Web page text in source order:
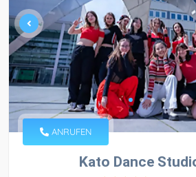
ANRUFEN
Kato Dance